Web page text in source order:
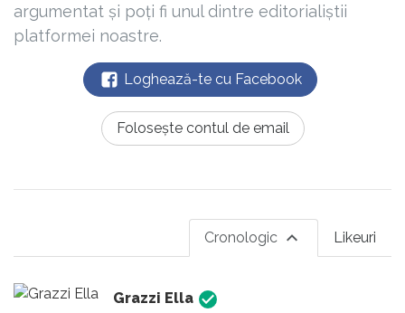
argumentat și poți fi unul dintre editorialiștii
platformei noastre.
Loghează-te cu Facebook
Folosește contul de email
Likeuri
Cronologic
Grazzi Ella